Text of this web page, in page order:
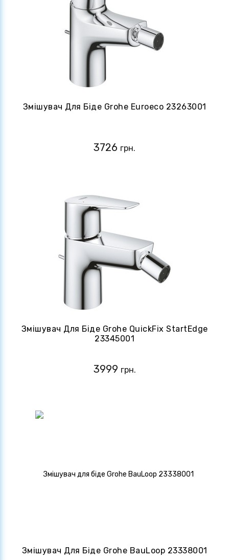
Змішувач Для Біде Grohe Euroeco 23263001
3726 грн.
Змішувач Для Біде Grohe QuickFix StartEdge
23345001
3999 грн.
Змішувач Для Біде Grohe BauLoop 23338001